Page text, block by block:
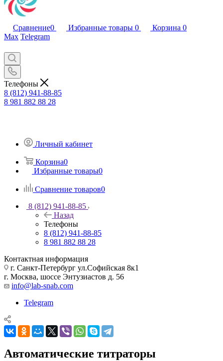
Сравнение0 Избранные товары 0 Корзина 0
Max Telegram
Телефоны
8 (812) 941-88-85
8 981 882 88 28
Личный кабинет
Корзина0
Избранные товары0
Сравнение товаров0
8 (812) 941-88-85
Назад
Телефоны
8 (812) 941-88-85
8 981 882 88 28
Контактная информация
г. Санкт-Петербург ул.Софийская 8к1
г. Москва, шоссе Энтузиастов д. 56
info@lab-snab.com
Telegram
Автоматические титраторы